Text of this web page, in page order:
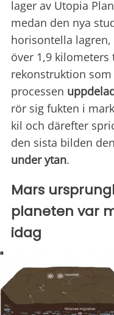
lager av Utopia
medan den nya
horisontella
över 1,9
rekonstruktion
processen
rör sig fukten i
kil och därefter
den sista bilden den
under ytan.
Mars
planeten var
idag